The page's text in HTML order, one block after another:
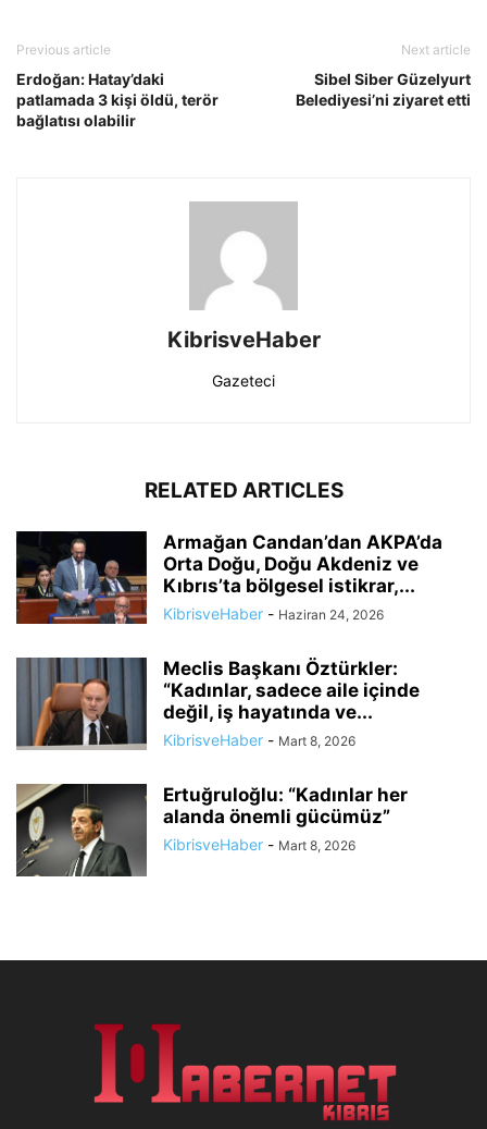
Previous article
Erdoğan: Hatay’daki
patlamada 3 kişi öldü, terör
bağlatısı olabilir
Next article
Sibel Siber Güzelyurt
Belediyesi’ni ziyaret etti
KibrisveHaber
Gazeteci
RELATED ARTICLES
Armağan Candan’dan AKPA’da
Orta Doğu, Doğu Akdeniz ve
Kıbrıs’ta bölgesel istikrar,...
KibrisveHaber - Haziran 24, 2026
Meclis Başkanı Öztürkler:
“Kadınlar, sadece aile içinde
değil, iş hayatında ve...
KibrisveHaber - Mart 8, 2026
Ertuğruloğlu: “Kadınlar her
alanda önemli gücümüz”
KibrisveHaber - Mart 8, 2026